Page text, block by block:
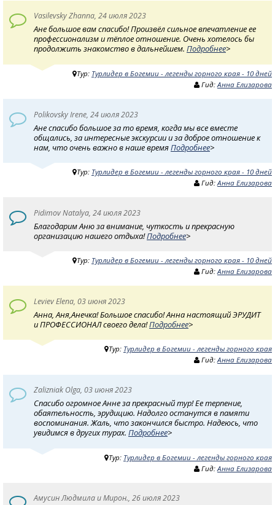
Vasilevsky Zhanna, 24 июля 2023
Ане большое вам спасибо! Произвёл сильное впечатление ее
профессионализм и тёплое отношение. Очень хотелось бы
продолжить знакомство в дальнейшем. Подробнее>
Тур: Турлидер в Богемии - легенды горного края - 10 дней
Гид: Анна Елизарова
Polikovsky Irene, 24 июля 2023
Ане спасибо большое за то время, когда мы все вместе
общались, за интересные экскурсии и за доброе отношение к
нам, что очень важно в наше времяПодробнее>
Тур: Турлидер в Богемии - легенды горного края - 10 дней
Гид:Анна Елизарова
Pidimov Natalya, 24 июля 2023
Благодарим Аню за внимание, чуткость и прекрасную
организацию нашего отдыха!Подробнее>
Тур: Турлидер в Богемии - легенды горного края - 10 дней
Гид:Анна Елизарова
Leviev Elena, 03 июня 2023
Анна, Аня,Анечка! Большое спасибо! Анна настоящий ЭРУДИТ
и ПРОФЕССИОНАЛ своего дела!Подробнее>
Тур: Турлидер в Богемии - легенды горного края
Гид:Анна Елизарова
Zalizniak Olga, 03 июня 2023
Спасибо огромное Анне за прекрасный тур! Ее терпение,
обаятельность, эрудицию. Надолго останутся в памяти
воспоминания. Жаль, что закончился быстро. Надеюсь, что
увидимся в других турах. Подробнее>
Тур: Турлидер в Богемии - легенды горного края
Гид: Анна Елизарова
Амусин Людмила и Мирон., 26 июля 2023